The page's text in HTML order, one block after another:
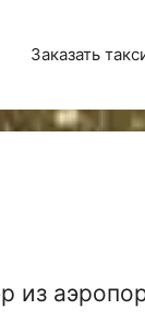
Заказать
из